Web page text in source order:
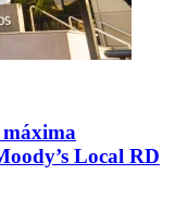
máxima
Local RD